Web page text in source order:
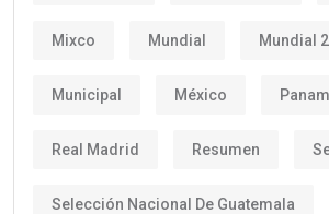
Mixco Mundial Mundial
Municipal México
Real Madrid Resumen
Selección Nacional De Guatemala